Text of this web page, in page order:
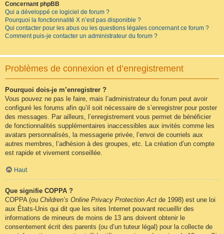
Concernant phpBB
Qui a développé ce logiciel de forum ?
Pourquoi la fonctionnalité X n’est pas disponible ?
Qui contacter pour les abus ou les questions légales concernant ce forum ?
Comment puis-je contacter un administrateur du forum ?
Problèmes de connexion et d’enregistrement
Pourquoi dois-je m’enregistrer ?
Vous pouvez ne pas le faire, mais l’administrateur du forum peut avoir
configuré les forums afin qu’il soit nécessaire de s’enregistrer pour poster
des messages. Par ailleurs, l’enregistrement vous permet de bénéficier
de fonctionnalités supplémentaires inaccessibles aux invités comme les
avatars personnalisés, la messagerie privée, l’envoi de courriels aux
autres membres, l’adhésion à des groupes, etc. La création d’un compte
est rapide et vivement conseillée.
Haut
Que signifie COPPA ?
COPPA (ou Children’s Online Privacy Protection Act de 1998) est une loi
aux États-Unis qui dit que les sites Internet pouvant recueillir des
informations de mineurs de moins de 13 ans doivent obtenir le
consentement écrit des parents (ou d’un tuteur légal) pour la collecte de